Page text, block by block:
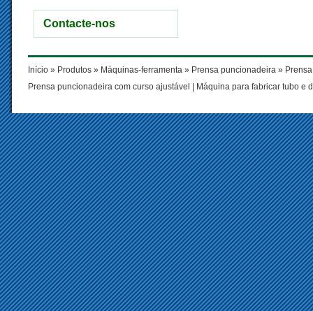
Contacte-nos
Início » Produtos » Máquinas-ferramenta » Prensa puncionadeira »
Prensa puncionadeira com curso ajustável
Máquina para fabricar tubo e